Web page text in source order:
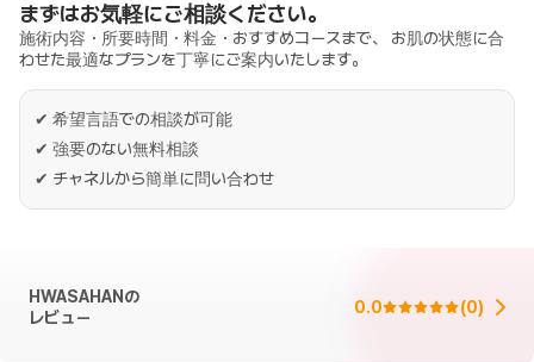
まずはお気軽にご相談ください。
施術内容・所要時間・料金・おすすめコースまで、 お肌の状態に合
わせた最適なプランを丁寧にご案内いたします。
✔ 希望言語での相談が可能
✔ 強要のない無料相談
✔ チャネルから簡単に問い合わせ
HWASAHANの
レビュー
0.0 (0)